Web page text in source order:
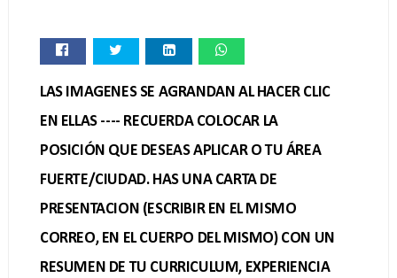
LAS IMAGENES SE AGRANDAN AL HACER CLIC
EN ELLAS ---- RECUERDA COLOCAR LA
POSICIÓN QUE DESEAS APLICAR O TU ÁREA
FUERTE/CIUDAD. HAS UNA CARTA DE
PRESENTACION (ESCRIBIR EN EL MISMO
CORREO, EN EL CUERPO DEL MISMO) CON UN
RESUMEN DE TU CURRICULUM, EXPERIENCIA